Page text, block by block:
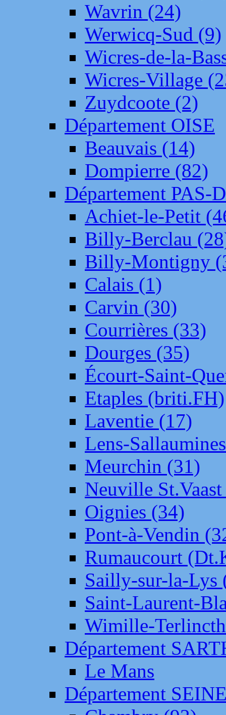
Wavrin (24)
Werwicq-Sud (9)
Wicres-de-la-
Wicres-Village
Zuydcoote (2)
Département OISE
Beauvais (14)
Dompierre (82)
Département PAS-
Achiet-le-Petit
Billy-Berclau
Billy-Montigny
Calais (1)
Carvin (30)
Courrières (33)
Dourges (35)
Écourt-Saint-
Etaples (briti.FH)
Laventie (17)
Lens-
Meurchin (31)
Neuville
Oignies (34)
Pont-à-Vendin
Rumaucourt
Sailly-sur-la-Lys
Saint-Laurent-
Wimille-
Département
Le Mans
Département